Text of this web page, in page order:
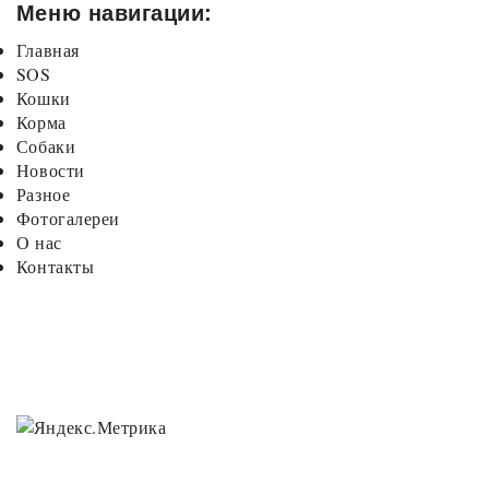
Меню навигации:
Главная
SOS
Кошки
Корма
Собаки
Новости
Разное
Фотогалереи
О нас
Контакты